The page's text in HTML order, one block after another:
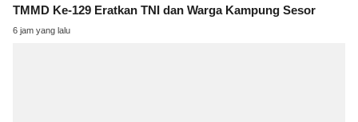
TMMD Ke-129 Eratkan TNI dan Warga Kampung Sesor
6 jam yang lalu